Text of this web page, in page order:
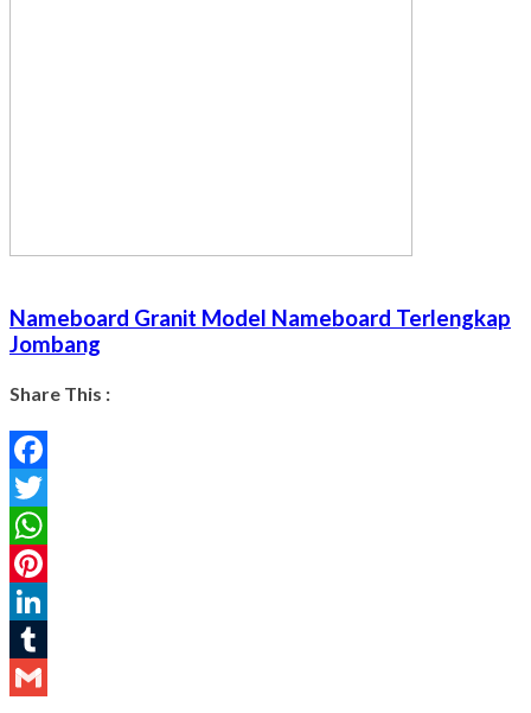
Nameboard Granit Model Nameboard Terlengkap
Jombang
Share This :
Facebook
Twitter
WhatsApp
Pinterest
LinkedIn
Tumblr